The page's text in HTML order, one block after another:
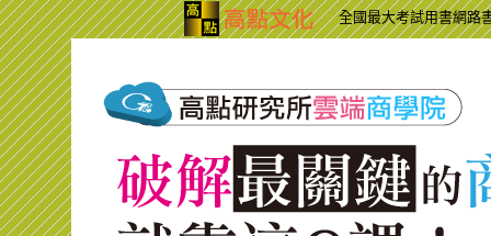
全國最大考試用書網路